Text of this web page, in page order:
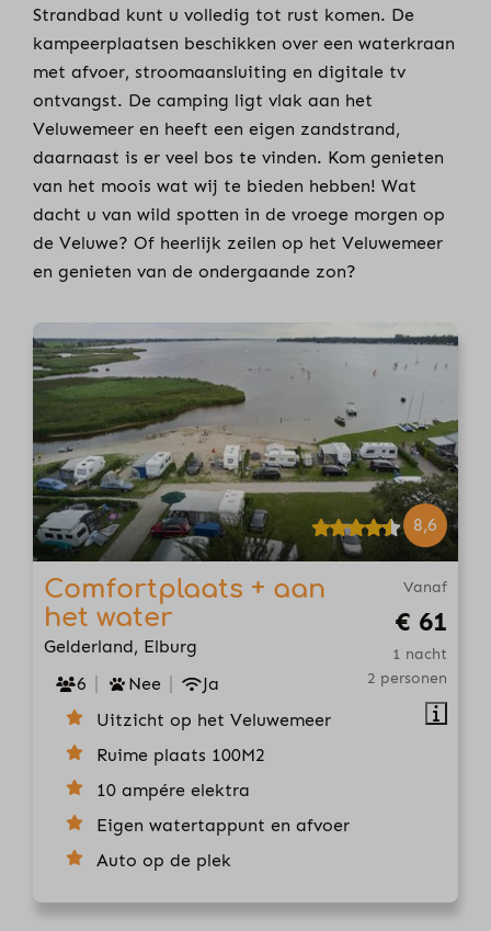
Strandbad kunt u volledig tot rust komen. De
kampeerplaatsen beschikken over een waterkraan
met afvoer, stroomaansluiting en digitale tv
ontvangst. De camping ligt vlak aan het
Veluwemeer en heeft een eigen zandstrand,
daarnaast is er veel bos te vinden. Kom genieten
van het moois wat wij te bieden hebben! Wat
dacht u van wild spotten in de vroege morgen op
de Veluwe? Of heerlijk zeilen op het Veluwemeer
en genieten van de ondergaande zon?
8,6
Vanaf
€ 61
1 nacht
2 personen
Comfortplaats + aan
het water
Gelderland, Elburg
6
Nee
Ja
Uitzicht op het Veluwemeer
Ruime plaats 100M2
10 ampére elektra
Eigen watertappunt en afvoer
Auto op de plek